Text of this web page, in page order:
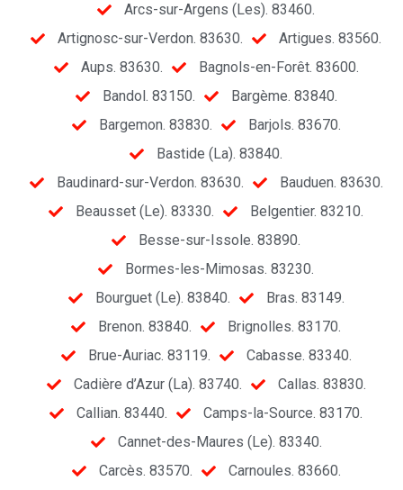
Arcs-sur-Argens (Les). 83460.
Artignosc-sur-Verdon. 83630.
Artigues. 83560.
Aups. 83630.
Bagnols-en-Forêt. 83600.
Bandol. 83150.
Bargème. 83840.
Bargemon. 83830.
Barjols. 83670.
Bastide (La). 83840.
Baudinard-sur-Verdon. 83630.
Bauduen. 83630.
Beausset (Le). 83330.
Belgentier. 83210.
Besse-sur-Issole. 83890.
Bormes-les-Mimosas. 83230.
Bourguet (Le). 83840.
Bras. 83149.
Brenon. 83840.
Brignolles. 83170.
Brue-Auriac. 83119.
Cabasse. 83340.
Cadière d’Azur (La). 83740.
Callas. 83830.
Callian. 83440.
Camps-la-Source. 83170.
Cannet-des-Maures (Le). 83340.
Carcès. 83570.
Carnoules. 83660.